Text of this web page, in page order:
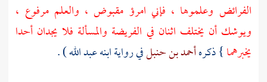
الفرائض وعلموها ، فإني امرؤ مقبوض ، والعلم مرفوع ،
ويوشك أن يختلف اثنان في الفريضة والمسألة فلا يجدان أحدا
يخبرهما} ذكرهأحمد بن حنبلفي رواية ابنهعبد الله) .